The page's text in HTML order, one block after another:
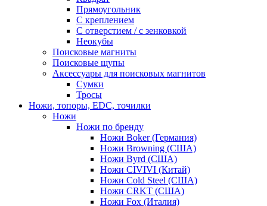
Прямоугольник
С креплением
С отверстием / с зенковкой
Неокубы
Поисковые магниты
Поисковые щупы
Аксессуары для поисковых магнитов
Сумки
Тросы
Ножи, топоры, EDC, точилки
Ножи
Ножи по бренду
Ножи Boker (Германия)
Ножи Browning (США)
Ножи Byrd (США)
Ножи CIVIVI (Китай)
Ножи Cold Steel (США)
Ножи CRKT (США)
Ножи Fox (Италия)